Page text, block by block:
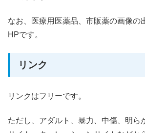
なお、医療用医薬品、市販薬の画像の
HPです。
リンク
リンクはフリーです。
ただし、アダルト、暴力、中傷、明ら